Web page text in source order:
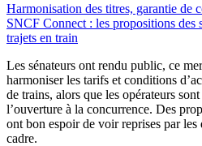
Harmonisation des titres, garantie de
SNCF Connect : les propositions des
trajets en train
Les sénateurs ont rendu public, ce
harmoniser les tarifs et conditions
de trains, alors que les opérateurs
l’ouverture à la concurrence. Des
ont bon espoir de voir reprises par
cadre.